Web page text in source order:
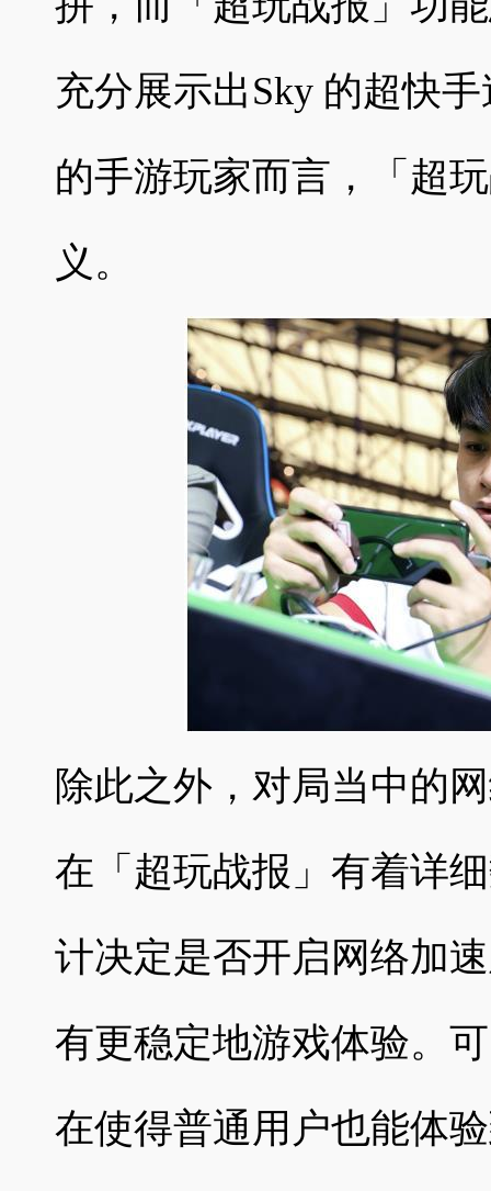
充分展示出Sky 的超快
的手游玩家而言，「超
义。
除此之外，对局当中的
在「超玩战报」有着详
计决定是否开启网络加
有更稳定地游戏体验。
在使得普通用户也能体